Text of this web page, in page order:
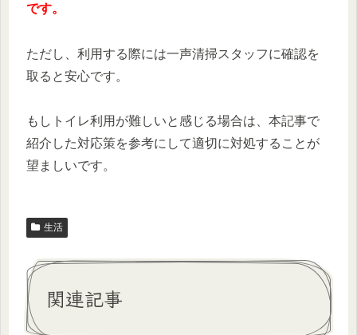
です。
ただし、利用する際には一声清掃スタッフに確認を
取ると安心です。
もしトイレ利用が難しいと感じる場合は、本記事で
紹介した対応策を参考にして適切に対処することが
望ましいです。
生活
関連記事